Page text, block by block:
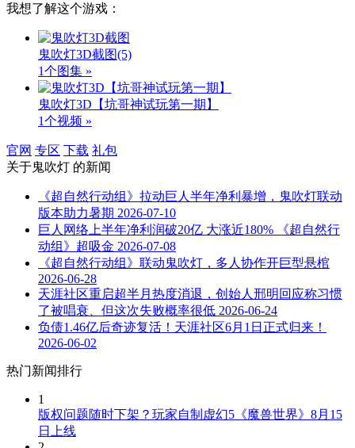
我想了解这个游戏：
鬼吹灯3D截图(5)
1个图集 »
鬼吹灯3D【坑哥神试玩第一期】
1个视频 »
官网 专区 下载 礼包
关于鬼吹灯 的新闻
《超自然行动组》拉动巨人半年净利暴增，鬼吹灯联动
版本助力暑期 2026-07-10
巨人网络上半年净利润破20亿 大涨近180% 《超自然行
动组》超吸金 2026-07-08
《超自然行动组》联动鬼吹灯，多人协作开巨型悬棺
2026-06-28
天涯社区重启超半月热度消退，创始人邢明回应称习惯
了被唱衰、但这次失败概率很低 2026-06-24
负债1.46亿后奇迹复活！天涯社区6月1日正式归来！
2026-06-02
热门新闻排行
1
版权问题随时下架？玩家自制虚幻5《魔兽世界》8月15
日上线